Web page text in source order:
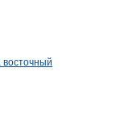
восточный